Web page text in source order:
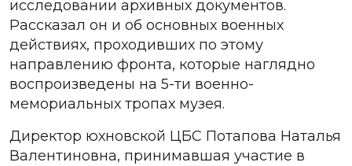
исследовании архивных документов.
Рассказал он и об основных военных
действиях, проходивших по этому
направлению фронта, которые наглядно
воспроизведены на 5-ти военно-
мемориальных тропах музея.
Директор юхновской ЦБС Потапова Наталья
Валентиновна, принимавшая участие в